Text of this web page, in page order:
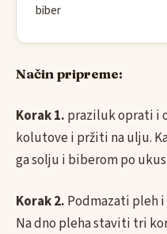
biber
Način pripreme:
Korak 1. praziluk oprati i
kolutove i pržiti na ulju.
ga solju i biberom po
Korak 2. Podmazati pleh
Na dno pleha staviti tri